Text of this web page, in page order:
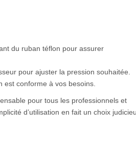
du ruban téflon pour assurer
pour ajuster la pression souhaitée.
est conforme à vos besoins.
pour tous les professionnels et
d’utilisation en fait un choix